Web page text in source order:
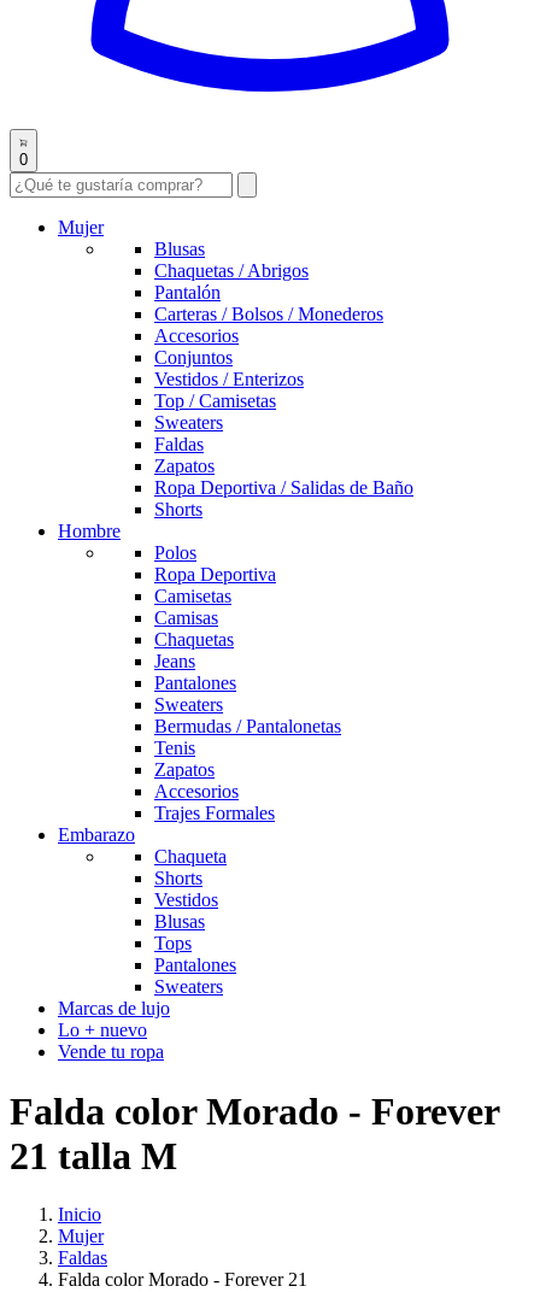
0
Mujer
Blusas
Chaquetas / Abrigos
Pantalón
Carteras / Bolsos / Monederos
Accesorios
Conjuntos
Vestidos / Enterizos
Top / Camisetas
Sweaters
Faldas
Zapatos
Ropa Deportiva / Salidas de Baño
Shorts
Hombre
Polos
Ropa Deportiva
Camisetas
Camisas
Chaquetas
Jeans
Pantalones
Sweaters
Bermudas / Pantalonetas
Tenis
Zapatos
Accesorios
Trajes Formales
Embarazo
Chaqueta
Shorts
Vestidos
Blusas
Tops
Pantalones
Sweaters
Marcas de lujo
Lo + nuevo
Vende tu ropa
Falda color Morado - Forever
21 talla M
Inicio
Mujer
Faldas
Falda color Morado - Forever 21